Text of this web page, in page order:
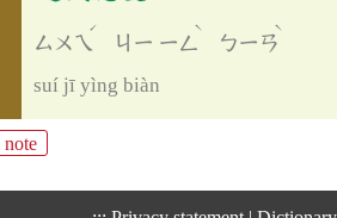
ㄙㄨㄟ
ˊ
ㄐㄧ ㄧㄥ
ˋ
ㄅㄧㄢ
ˋ
suí jī yìng biàn